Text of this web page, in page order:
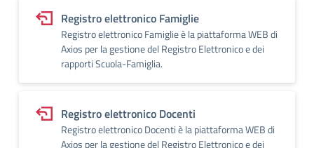
Registro elettronico Famiglie
Registro elettronico Famiglie è la piattaforma WEB di
Axios per la gestione del Registro Elettronico e dei
rapporti Scuola-Famiglia.
Registro elettronico Docenti
Registro elettronico Docenti è la piattaforma WEB di
Axios per la gestione del Registro Elettronico e dei